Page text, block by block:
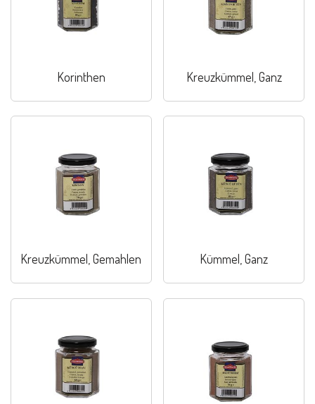
Korinthen Kreuzkümmel, Ganz
Kreuzkümmel, Gemahlen Kümmel, Ganz